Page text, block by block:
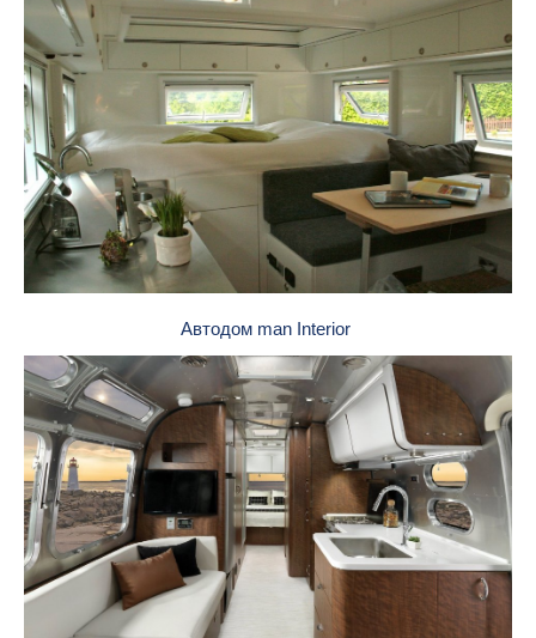
Автодом man Interior